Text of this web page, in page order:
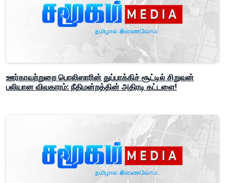
ஊர்காவற்றுறை பொலிஸாரின் துப்பாக்கிச் சூட்டில் சிறுவன்
பலியான விவகாரம்: நீதிமன்றத்தின் அதிரடி கட்டளை!